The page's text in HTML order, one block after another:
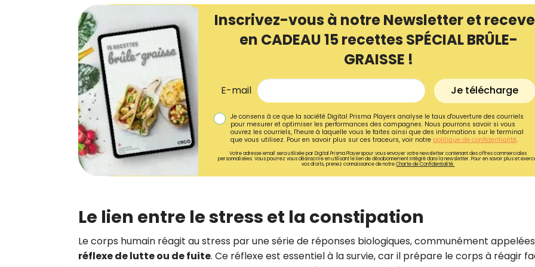
Inscrivez-vous à notre Newsletter et
en CADEAU 15 recettes SPÉCIAL BRÛLE-
GRAISSE !
E-mail Je télécharge
Je consens à ce que la société Digital Prisma Players analyse le taux d'ouverture des courriels
pour mesurer et optimiser les performances des campagnes. Nous pourrons savoir si vous
ouvrez les courriels, l'heure à laquelle vous le faites ainsi que des informations sur le terminal
que vous utilisez. Pour en savoir plus sur ces traceurs, voir notre politique de confidentialité.
Votre adresse email sera utilisée par Digital Prisma Playerspour vous envoyer votre newsletter contenant des offres commerciales
personnalisées. Vous pourrez vous désinscrire en utilisant le lien de désabonnement intégré dans la newsletter. Pour en savoir plus et
vos droits, prenez connaissance de notreCharte de Confidentialité.
Le lien entre le stress et la constipation
Le corps humain réagit au stress par une série de réponses biologiques, communément
réflexe de lutte ou de fuite. Ce réflexe est essentiel à la survie, car il prépare le corps à réagir
recettes inédites de
!
Ainsi que la newsletter